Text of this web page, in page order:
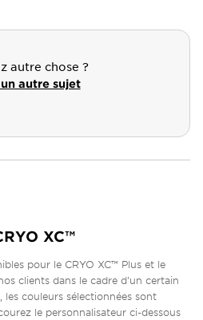
autre chose ?
autre sujet
XC™
pour le CRYO XC™ Plus et le
clients dans le cadre d'un certain
les couleurs sélectionnées sont
le personnalisateur ci-dessous